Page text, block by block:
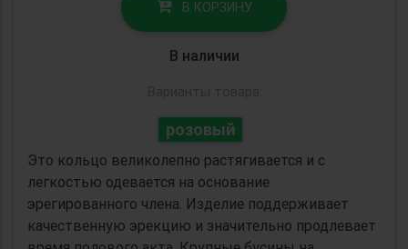
В КОРЗИНУ
В наличии
розовый
Это кольцо великолепно растягивается и с
легкостью одевается на основание
эрегированного члена. Изделие поддерживает
качественную эрекцию и значительно продлевает